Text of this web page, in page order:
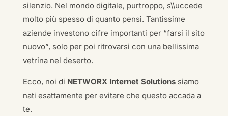
silenzio. Nel mondo digitale, purtroppo, s\\uccede
molto più spesso di quanto pensi. Tantissime
aziende investono cifre importanti per “farsi il sito
nuovo”, solo per poi ritrovarsi con una bellissima
vetrina nel deserto.
Ecco, noi di NETWORX Internet Solutionssiamo
nati esattamente per evitare che questo accada a
te.